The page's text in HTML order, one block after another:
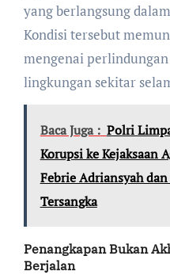
yang berlangsung
Kondisi tersebut
mengenai
lingkungan sekitar
Baca Juga : Polri
Korupsi ke Kejaksaan
Febrie Adriansyah
Tersangka
Penangkapan Bukan
Berjalan